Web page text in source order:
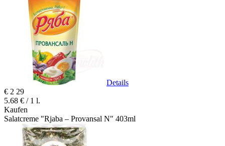
Details
€ 2 29
5.68 € / 1 l.
Kaufen
Salatcreme "Rjaba – Provansal N" 403ml